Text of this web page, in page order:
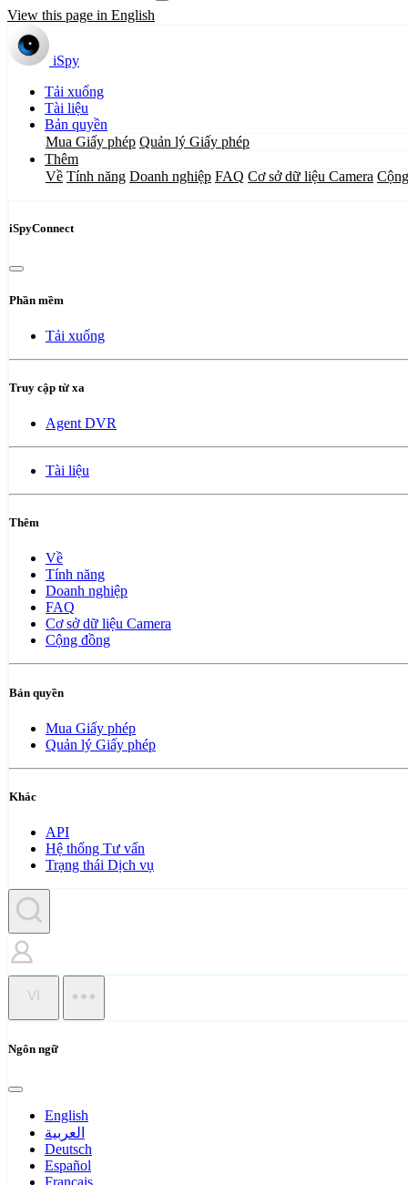
View this page in English
iSpy
Tải xuống
Tài liệu
Bản quyền
Mua Giấy phép Quản lý Giấy phép
Thêm
Về Tính năng Doanh nghiệp FAQ Cơ sở dữ liệu Camera
iSpyConnect
Phần mềm
Tải xuống
Truy cập từ xa
Agent DVR
Tài liệu
Thêm
Về
Tính năng
Doanh nghiệp
FAQ
Cơ sở dữ liệu Camera
Cộng đồng
Bản quyền
Mua Giấy phép
Quản lý Giấy phép
Khác
API
Hệ thống Tư vấn
Trạng thái Dịch vụ
VI
Ngôn ngữ
English
العربية
Deutsch
Español